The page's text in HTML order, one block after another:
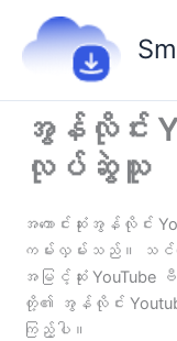
content
အွန်လိုင်း
လုပ်ဆွဲသူ
အကောင်းဆုံးအွန်လိုင်း
ကမ်းလှမ်းသည်။ သ
အမြင့်ဆုံး
တို့၏ အွန်လိုင်း
ကြည့်ပါ။